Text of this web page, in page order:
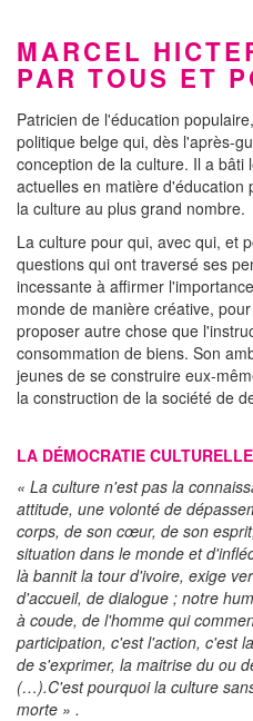
MARCEL
PAR TOUS ET
Patricien de l'éducation
politique belge qui, dès l'après-
conception de la culture. Il a bâti
actuelles en matière
la culture au plus grand nombre.
La culture pour qui, avec qui, et
questions qui ont traversé ses
incessante à affirmer
monde de manière créative,
proposer autre chose que
consommation de biens. Son
jeunes de se construire eux-
la construction de la société de
LA DÉMOCRATIE
« La culture n'est pas la
attitude, une volonté de
corps, de son cœur, de son
situation dans le monde et
là bannit la tour d'ivoire, exige
d'accueil, de dialogue ; notre
à coude, de l'homme qui
participation, c'est l'action, c'est
de s'exprimer, la maitrise du ou
(…).C'est pourquoi la culture
morte » .